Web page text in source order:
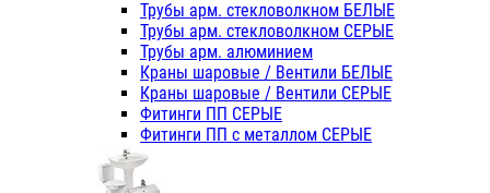
Трубы арм. стекловолкном БЕЛЫЕ
Трубы арм. стекловолкном СЕРЫЕ
Трубы арм. алюминием
Краны шаровые / Вентили БЕЛЫЕ
Краны шаровые / Вентили СЕРЫЕ
Фитинги ПП СЕРЫЕ
Фитинги ПП с металлом СЕРЫЕ